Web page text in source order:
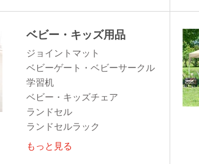
ベビー・キッズ用品
ジョイントマット
ベビーゲート・ベビーサークル
学習机
ベビー・キッズチェア
ランドセル
ランドセルラック
もっと見る